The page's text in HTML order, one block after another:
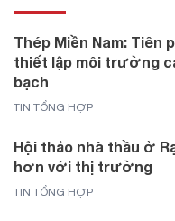
Thép Miền Nam: Tiên
thiết lập môi trường
bạch
TIN TỔNG HỢP
Hội thảo nhà thầu ở
hơn với thị trường
TIN TỔNG HỢP